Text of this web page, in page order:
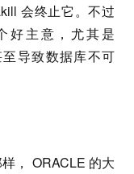
会终止它。不过
好主意，尤其是
导致数据库不可
， ORACLE 的大